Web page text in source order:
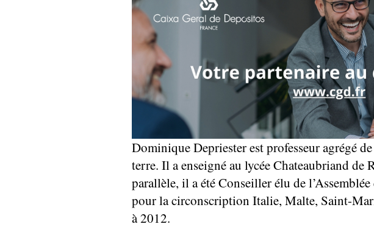
Dominique Depriester est professeur agrégé
terre. Il a enseigné au lycée Chateaubriand de
parallèle, il a été Conseiller élu de
pour la circonscription Italie, Malte, Saint-
à 2012.